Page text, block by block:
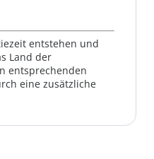
entstehen und
Land der
entsprechenden
eine zusätzliche